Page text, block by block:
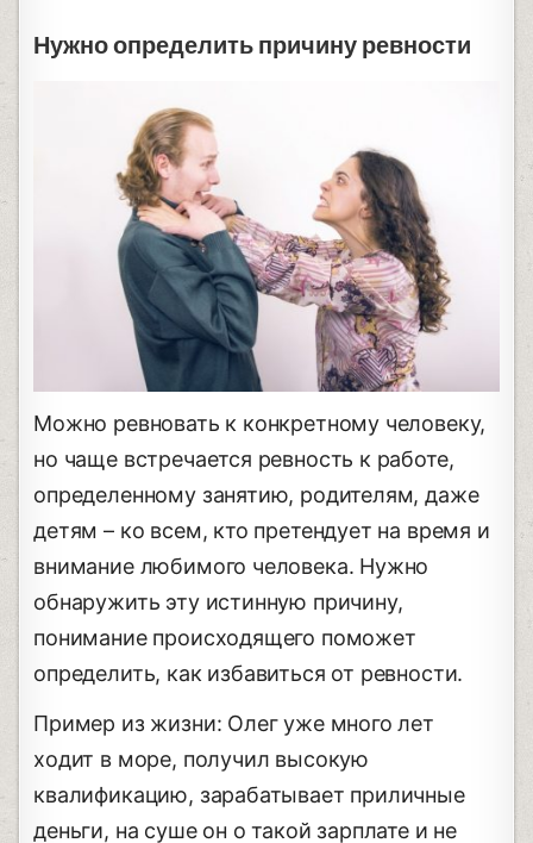
Нужно определить причину ревности
Можно ревновать к конкретному человеку,
но чаще встречается ревность к работе,
определенному занятию, родителям, даже
детям – ко всем, кто претендует на время и
внимание любимого человека. Нужно
обнаружить эту истинную причину,
понимание происходящего поможет
определить, как избавиться от ревности.
Пример из жизни: Олег уже много лет
ходит в море, получил высокую
квалификацию, зарабатывает приличные
деньги, на суше он о такой зарплате и не